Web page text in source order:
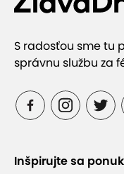
S radosťou sme tu
správnu službu za
Inšpirujte sa